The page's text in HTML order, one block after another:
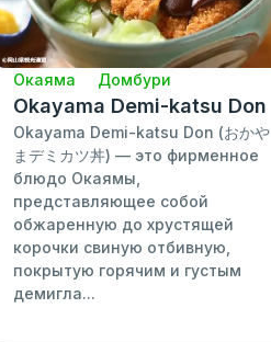
Окаяма Домбури
Okayama Demi-katsu Don
Okayama Demi-katsu Don (おかや
まデミカツ丼) — это фирменное
блюдо Окаямы,
представляющее собой
обжаренную до хрустящей
корочки свиную отбивную,
покрытую горячим и густым
демигла...